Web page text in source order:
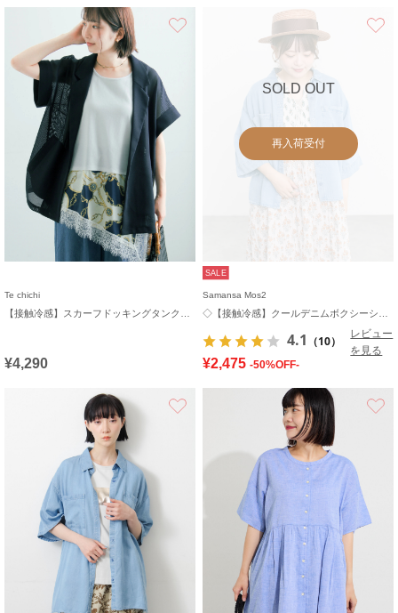
Te chichi
¥4,290
SOLD OUT
再入荷受付
SALE
Samansa Mos2
4.1 （10）
レビュー
を見る
¥2,475 -50%OFF-